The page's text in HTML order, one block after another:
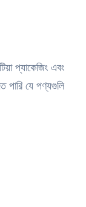
প্যাকেজিং এবং
পারি যে পণ্যগুলি